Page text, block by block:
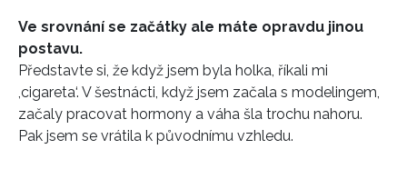
Ve srovnání se začátky ale máte opravdu jinou
postavu.
Představte si, že když jsem byla holka, říkali mi
,cigareta‘. V šestnácti, když jsem začala s modelingem,
začaly pracovat hormony a váha šla trochu nahoru.
Pak jsem se vrátila k původnímu vzhledu.